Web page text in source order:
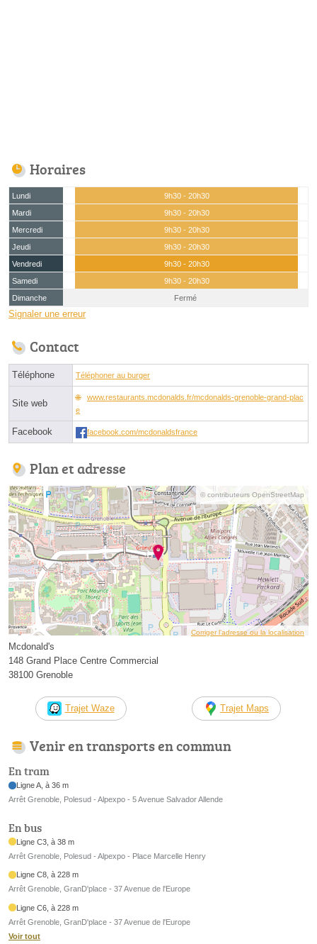
Horaires
Lundi
9h30 - 20h30
Mardi
9h30 - 20h30
Mercredi
9h30 - 20h30
Jeudi
9h30 - 20h30
Vendredi
9h30 - 20h30
Samedi
9h30 - 20h30
Dimanche
Fermé
Signaler une erreur
Contact
Téléphone Téléphoner au burger
Site web
www.restaurants.mcdonalds.fr/mcdonalds-grenoble-grand-plac
e
Facebook facebook.com/mcdonaldsfrance
Plan et adresse
© contributeurs OpenStreetMap
Corriger l’adresse ou la localisation
Mcdonald's
148 Grand Place Centre Commercial
38100 Grenoble
Trajet Waze Trajet Maps
Venir en transports en commun
En tram
Ligne A, à 36 m
Arrêt Grenoble, Polesud - Alpexpo - 5 Avenue Salvador Allende
En bus
Ligne C3, à 38 m
Arrêt Grenoble, Polesud - Alpexpo - Place Marcelle Henry
Ligne C8, à 228 m
Arrêt Grenoble, GranD'place - 37 Avenue de l'Europe
Ligne C6, à 228 m
Arrêt Grenoble, GranD'place - 37 Avenue de l'Europe
Voir tout